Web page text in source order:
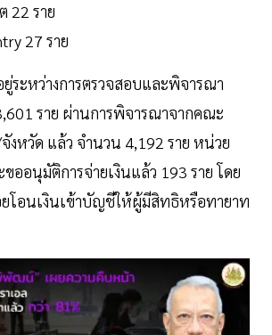
22 ราย
27 ราย
ระหว่างการตรวจสอบและพิจารณา
ราย ผ่านการพิจารณาจากคณะ
งหวัด แล้ว จำนวน 4,192 ราย หน่วย
ออนุมัติการจ่ายเงินแล้ว 193 ราย โดย
โอนเงินเข้าบัญชีให้ผู้มีสิทธิหรือทายาท